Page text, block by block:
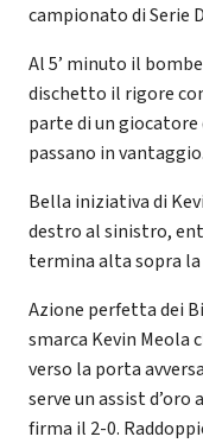
campionato di Serie
Al 5’ minuto il
dischetto il rigore
parte di un giocatore
passano in vantaggio.
Bella iniziativa di
destro al sinistro,
termina alta sopra la
Azione perfetta dei
smarca Kevin Meola
verso la porta
serve un assist
firma il 2-0.